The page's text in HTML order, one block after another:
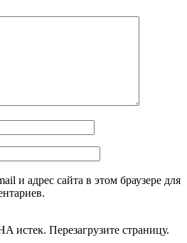
и адрес сайта в этом браузере для
истек. Перезагрузите страницу.